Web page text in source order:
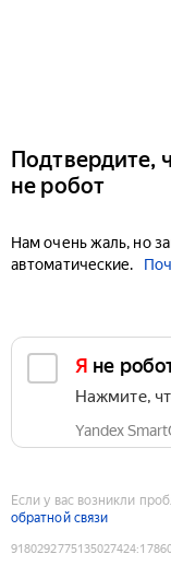
Подтвердите,
не робот
Нам очень жаль, но
автоматические.
Я не
Нажмите,
Yandex
Если у вас возникли
обратной связи
9180292775135027424: